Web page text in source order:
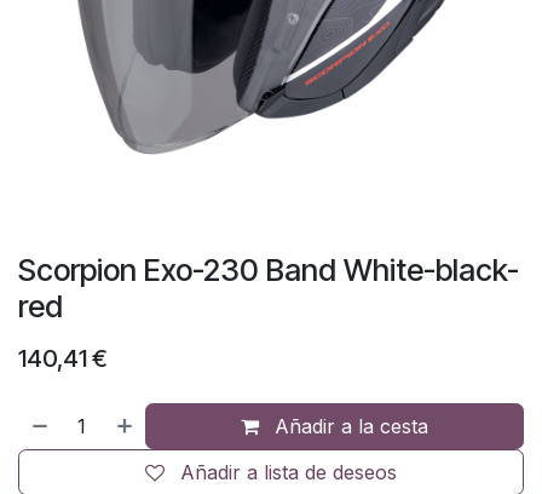
Scorpion Exo-230 Band White-black-
red
140,41€
Añadir a la cesta
Añadir a lista de deseos